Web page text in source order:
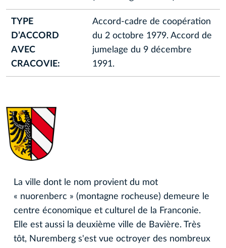
TYPE
D’ACCORD
AVEC
CRACOVIE:
Accord-cadre de coopération
du 2 octobre 1979. Accord de
jumelage du 9 décembre
1991.
La ville dont le nom provient du mot
« nuorenberc » (montagne rocheuse) demeure le
centre économique et culturel de la Franconie.
Elle est aussi la deuxième ville de Bavière. Très
tôt, Nuremberg s'est vue octroyer des nombreux